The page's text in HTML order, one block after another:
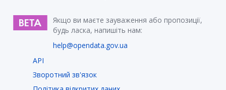
Якщо ви маєте зауваження або пропозиції,
будь ласка, напишіть нам:
help@opendata.gov.ua
API
Зворотний зв'язок